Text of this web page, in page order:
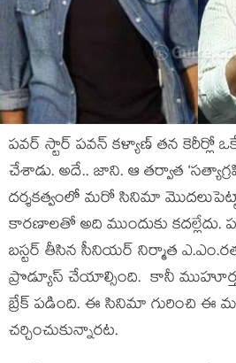
పవర్ స్టార్ పవన్ కళ్యాణ్ తన కెరీర్లో
చేశాడు. అదే.. జాని. ఆ తర్వాత
దర్శకత్వంలో మరో సినిమా
కారణాలతో అది ముందుకు కదల్లేదు.
బస్టర్ తీసిన సీనియర్ నిర్మాత
ప్రొడ్యూస్ చేయాల్సింది. కానీ
బ్రేక్ పడింది. ఈ సినిమా గురించి ఈ
చర్చించుకున్నారట.